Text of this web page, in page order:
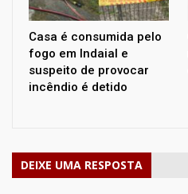
Casa é consumida pelo
fogo em Indaial e
suspeito de provocar
incêndio é detido
DEIXE UMA RESPOSTA